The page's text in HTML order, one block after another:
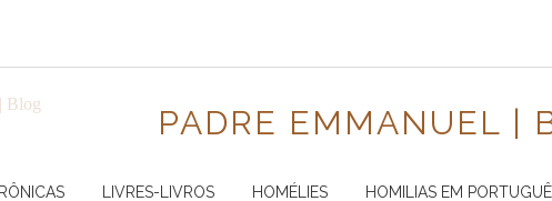
PADRE EMMANUEL |
LIVRES-LIVROS HOMÉLIES HOMILIAS EM